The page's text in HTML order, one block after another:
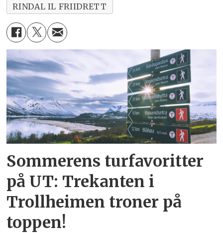
RINDAL IL FRIIDRETT
Sommerens turfavoritter
på UT: Trekanten i
Trollheimen troner på
toppen!